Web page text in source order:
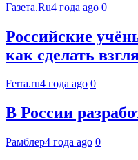
Газета.Ru4 года ago 0
Российские
как сделать
Ferra.ru4 года ago 0
В России
Рамблер4 года ago 0